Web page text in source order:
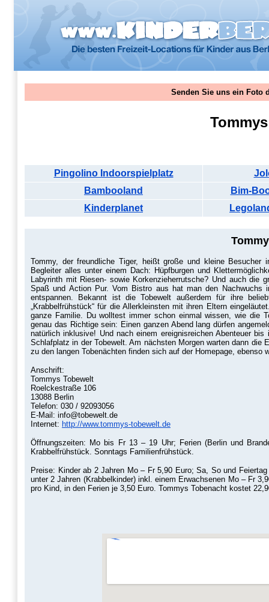
Senden Sie uns ein Foto
Pingolino Indoorspielplatz
Bambooland
Bim-
Kinderplanet
Tommy, der freundliche Tiger, heißt große und kleine
Begleiter alles unter einem Dach: Hüpfburgen und
Labyrinth mit Riesen- sowie Korkenzieherrutsche? Und auch die
Spaß und Action Pur. Vom Bistro aus hat man den
entspannen. Bekannt ist die Tobewelt außerdem für ihre
„Krabbelfrühstück“ für die Allerkleinsten mit ihren Eltern
ganze Familie. Du wolltest immer schon einmal wissen, wie die
genau das Richtige sein: Einen ganzen Abend lang dürfen
natürlich inklusive! Und nach einem ereignisreichen Abenteuer
Schlafplatz in der Tobewelt. Am nächsten Morgen warten dann die
zu den langen Tobenächten finden sich auf der Homepage, ebenso
Anschrift:
Tommys Tobewelt
Roelckestraße 106
13088 Berlin
Telefon: 030 / 92093056
E-Mail: info@tobewelt.de
Internet: http://www.tommys-tobewelt.de
Öffnungszeiten: Mo bis Fr 13 – 19 Uhr; Ferien (Berlin und
Krabbelfrühstück. Sonntags Familienfrühstück.
Preise: Kinder ab 2 Jahren Mo – Fr 5,90 Euro; Sa, So und
unter 2 Jahren (Krabbelkinder) inkl. einem Erwachsenen Mo – Fr
pro Kind, in den Ferien je 3,50 Euro. Tommys Tobenacht kostet